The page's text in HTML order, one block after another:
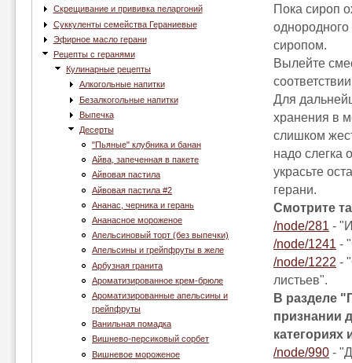
Скрещивание и прививка пеларгоний
Суккуленты семейства Гераниевые
Эфирное масло герани
Рецепты с геранями
Кулинарные рецепты
Алкогольные напитки
Безалкогольные напитки
Выпечка
Десерты
"Пьяные" клубника и банан
Айва, запеченная в пакете
Айвовая пастила
Айвовая пастила #2
Ананас, черника и герань
Ананасное мороженое
Апельсиновый торт (без выпечки)
Апельсины и грейпфруты в желе
Арбузная гранита
Ароматизированное крем-брюле
Ароматизированные апельсины и
грейпфруты
Ванильная помадка
Вишнево-персиковый сорбет
Вишневое мороженое
Пока сироп
сиропом.
Вылейте
Для
хранения в
слишком
надо слегка
украсьте
герани.
Смотрите
/node/281 -
/node/1241 -
/node/1222 -
листьев".
В разделе
признании
категориях
/node/990 -